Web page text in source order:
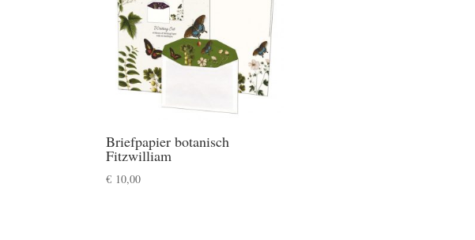
Briefpapier botanisch
Fitzwilliam
€ 10,00